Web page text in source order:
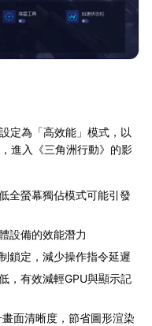
定為「高效能」模式，以
進入《三角洲行動》的影
全螢幕獨佔模式可能引發
設備的效能潛力
鎖定，減少操作指令延遲
，有效減輕GPU與顯示記
畫面清晰度，節省圖形渲染